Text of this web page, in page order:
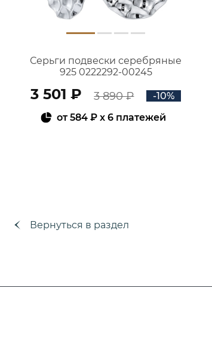
Серьги подвески серебряные
925 0222292-00245
3 501 ₽ 3 890 ₽
-10%
от584 ₽ x 6 платежей
Вернуться в раздел